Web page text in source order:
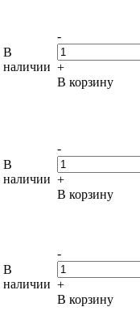
В
наличии
-
+
В корзину
В
наличии
-
+
В корзину
В
наличии
-
+
В корзину